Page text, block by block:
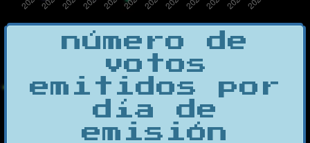
número de
votos
emitidos por
día de
emisión